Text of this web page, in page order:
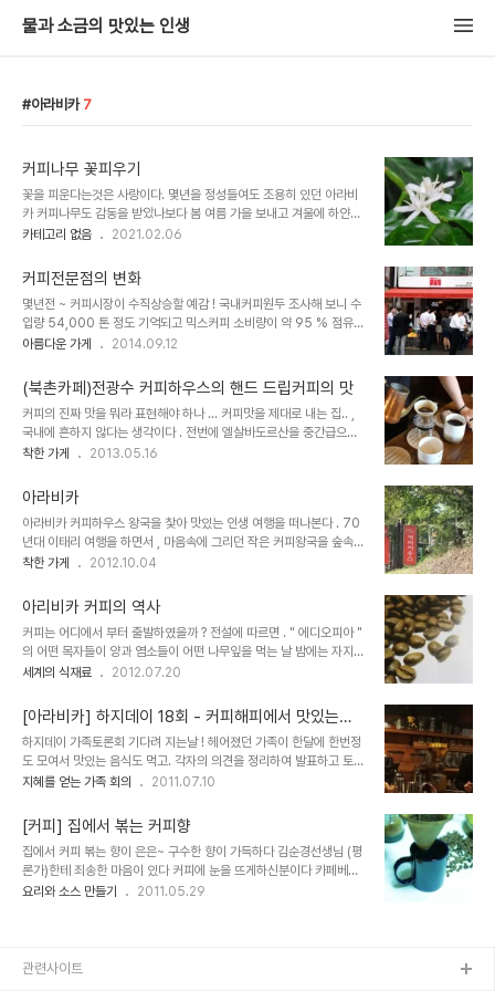
물과 소금의 맛있는 인생
아라비카 7
커피나무 꽃피우기
꽃을 피운다는것은 사랑이다. 몇년을 정성들여도 조용히 있던 아라비
카 커피나무도 감동을 받았나보다 봄 여름 가을 보내고 겨울에 하얀님
이 오신것은 미안한 생각이 들었나 보다 여름엔 5일, 봄엔6일 ,가을에
갈이 해주니 , 고맙다는 인사를 한다 아침에는 우리애기들 잘잤지요 ,
퇴근하고는 별일 없지 인사를 한다 아라비카 커피나무도 살이있는 고
귀한 생명이다 하햔 천사님이 베란다 햇빛을 보고 인사를 한다 , 감사
합니다 ~ 주인님 양재동 농수산물 꽃시장에서 3년간 꽃이 없어 , 유기
비료 가을부터 매월1회 보약을 정성껃 물에 회석해주니 감사의 인사를
게도 순수한 정성으로 사랑을 ..
카테고리 없음 2021.02.06
커피전문점의 변화
몇년전 ~ 커피시장이 수직상승할 예감 ! 국내커피원두 조사해 보니 수
입량 54,000 톤 정도 기억되고 믹스커피 소비량이 약 95 % 점유율
을 보였다 . 미국의 커피소비량과는 완전 반대로. 원두 수출국에 가보
커피빈, 테라로사, 아라비카,나무사이로등 개인들이 재미를 보며 카페
베네가 탄생하기 바로직전이고 파리크라상에서 파스쿠찌를 준비할 때
이다 몇년만에 시장의 판도가 완전히 바뀌었다 ... 지방의 커피전문점
에서도 빙수,아이스크림을 팔기도 하고 ~ 커피원드를 볶고 ~ 피자를
구워서 팔기도 한다 . 종로 5가 구청뒷편에는 500m 안에 10개의 브
냉동스무디를 파는 가계고 있..
아름다운 가게 2014.09.12
(북촌카페)전광수 커피하우스의 핸드 드립커피의 맛
커피의 진짜 맛을 뭐라 표현해야 하나 ... 커피맛을 제대로 내는 집.. ,
국내에 흔하지 않다는 생각이다 . 전번에 엘살바도르산을 중간급으로
볶은 커피향이 기억 나서 다시 한번 찾아간다 . 잘 볶은 커피의 향은 배
세종문화 회관 뒷편의 나무사이로 , 삼청동의 커피 빈, 청담동의 커피
미학... 압구정 볶는 커피,동덕여대앞 칸타타 정도이다 ....물론 더 많이
있겠지요 . 출근하면 .....아침에 직원들에게 핸드 드립으로 , 커피로 봉
사하는 취미를 붙인 CEO ~ 나는 커피를 무척좋아하고 즐긴다 . 아침
에 커피한잔을 마시지 않으면 , 일이 손에 잡히지 않는다 ... 허전해서
착한 가게 2013.05.16
아라비카
아라비카 커피하우스 왕국을 찿아 맛있는 인생 여행을 떠나본다 . 70
년대 이태리 여행을 하면서 , 마음속에 그리던 작은 커피왕국을 숲속에
만들다 ............... 이곳은 1979 년도에 땅을 매입하여 하나하나 돌을
들어가다 .. 경기도 광주시 중부면 건목리 49 번지 한분야에 눈을 떠 ,
커피라는 소재로 일구었으니 " 왕국 " 이라 본인이 말한 것이다 . 커피
한잔을 마셔도 쉼 과 여유가 필요하다 . 봄부터 ~ 가을 단풍이 들 무렵
이면 절정을 이룬다 . 인생은 생각하는 데로 만들면 작품이 되고 돈도
따른다 . 커피라는 소재를 아주 절묘하게 만든 착한가계이다 . 가격이
착한 가게 2012.10.04
아리비카 커피의 역사
커피는 어디에서 부터 출발하였을까 ? 전설에 따르면 . " 에디오피아 "
의 어떤 목자들이 양과 염소들이 어떤 나무잎을 먹는 날 밤에는 자지
않고 깨어 있는 것을 알게 되었는데 , 그 목자들은 그 잎사귀들과 열매
입니다 . 현재 약 80개국에 있는 2,500만 개 이상의 가족 농장에서
는 대략 150 억 그루의 커피나무를 재배 하고 있읍니다 . 그들의 생산
품은 매일 소비되는 2억 5천만 잔의 커피를 만드느데 사용됨니다. 당
신이 개인적으로 어떻게 생각하든지 간에 , 커피가 인기 있다는 것은
부인할수 없는 사실입니다. 커피란 물처럼 그대로 쭈욱 한번에 마셔버
는 음식이 아니라 " ..
세계의 식재료 2012.07.20
[아라비카] 하지데이 18회 - 커피해피에서 맛있는인
생 가족회의
하지데이 가족토론회 기다려 지는날 ! 헤어졌던 가족이 한달에 한번정
도 모여서 맛있는 음식도 먹고. 각자의 의견을 정리하여 발표하고 토론
하는 날이다 오늘의 주제는 커피이고 ,막내 순서로 태훈이가 사회를 맡
부추,깻잎,뭔지 모르는 하얀소스에 쌈사서 맛있게 아니 ! 가맹점이 41
점포나 된답니다 돈 많이 벌어 겠는데요 광주 오포위치 . 전화 031
717 0052 이집의 특색은 더덕무침 , 하야소스가 일품입니다 비오는
날 한잔해야죠,오랜만에 만난 식구끼리 부인님은 전혀 술을 안하므로
사이다.수훈이는 엊저녁밤새 술 /사이다 막내 태훈이와 저만 쇠주한병
지혜를 얻는 가족 회의 2011.07.10
[커피] 집에서 볶는 커피향
집에서 커피 볶는 향이 은은~ 구수한 향이 가득하다 김순경선생님 (평
론가)한테 죄송한 마음이 있다 커피에 눈을 뜨게하신분이다 카페베네
본점 창업매장,동덕여대앞 칸타타,나무사이로,남산산성의 아라비카
)라는 말의 뿌리는 에디오피아 카파 ( caffa )라는 말에서 유래한다.
요리와 소스 만들기 2011.05.29
관련사이트